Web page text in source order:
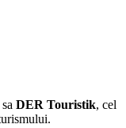
DER Touristik, cel